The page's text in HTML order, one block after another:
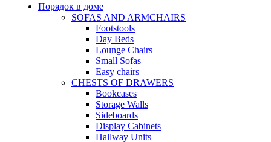
Порядок в доме
SOFAS AND ARMCHAIRS
Footstools
Day Beds
Lounge Chairs
Small Sofas
Easy chairs
CHESTS OF DRAWERS
Bookcases
Storage Walls
Sideboards
Display Cabinets
Hallway Units